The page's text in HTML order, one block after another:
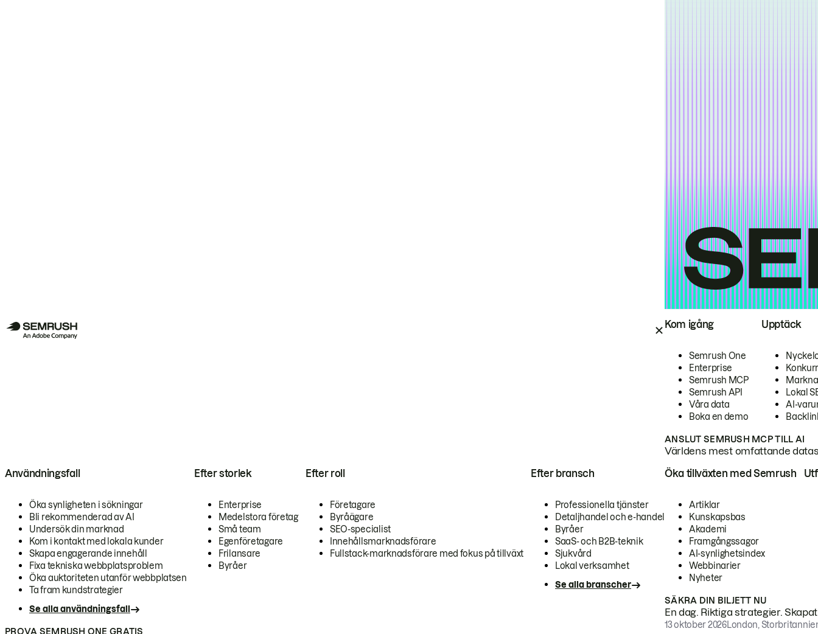
Kom igång
Semrush One
Enterprise
Semrush MCP
Semrush API
Våra data
Boka en demo
Upptäck
Lokal
AI-
ANSLUT SEMRUSH MCP TILL AI
Världens mest omfattande
Användningsfall
Öka synligheten i sökningar
Bli rekommenderad av AI
Undersök din marknad
Kom i kontakt med lokala kunder
Skapa engagerande innehåll
Fixa tekniska webbplatsproblem
Öka auktoriteten utanför webbplatsen
Ta fram kundstrategier
Se alla användningsfall
Efter storlek
Enterprise
Medelstora företag
Små team
Egenföretagare
Frilansare
Byråer
Efter roll
Företagare
Byråägare
SEO-specialist
Innehållsmarknadsförare
Fullstack-marknadsförare med fokus på tillväxt
Efter bransch
Professionella tjänster
Detaljhandel och e-handel
Byråer
SaaS- och B2B-teknik
Sjukvård
Lokal verksamhet
Se alla branscher
PROVA SEMRUSH ONE GRATIS
Öka tillväxten med Semrush
Artiklar
Kunskapsbas
Akademi
Framgångssagor
AI-synlighetsindex
Webbinarier
Nyheter
SÄKRA DIN BILJETT NU
En dag. Riktiga strategier.
13 oktober 2026London,